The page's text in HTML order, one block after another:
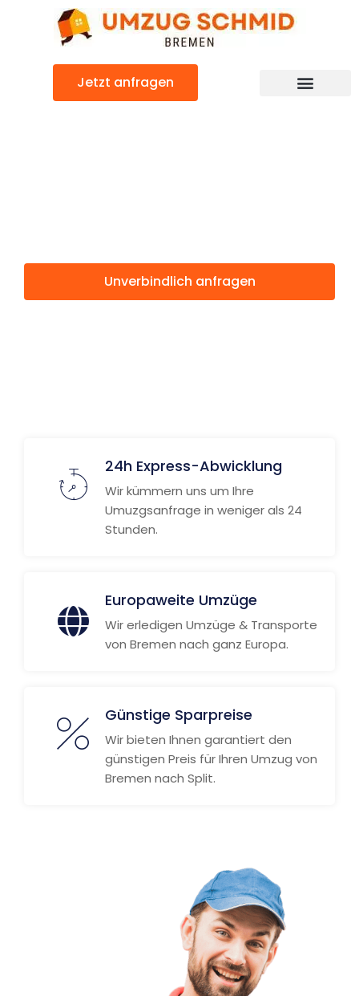
Jetzt anfragen
Unverbindlich anfragen
24h Express-Abwicklung
Wir kümmern uns um Ihre
Umuzgsanfrage in weniger als 24
Stunden.
Europaweite Umzüge
Wir erledigen Umzüge & Transporte
von Bremen nach ganz Europa.
Günstige Sparpreise
Wir bieten Ihnen garantiert den
günstigen Preis für Ihren Umzug von
Bremen nach Split.